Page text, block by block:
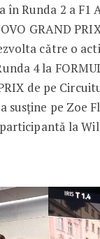
în Runda 2 a F1
GRAND
către o
4 la
de pe
susține pe Zoe
la